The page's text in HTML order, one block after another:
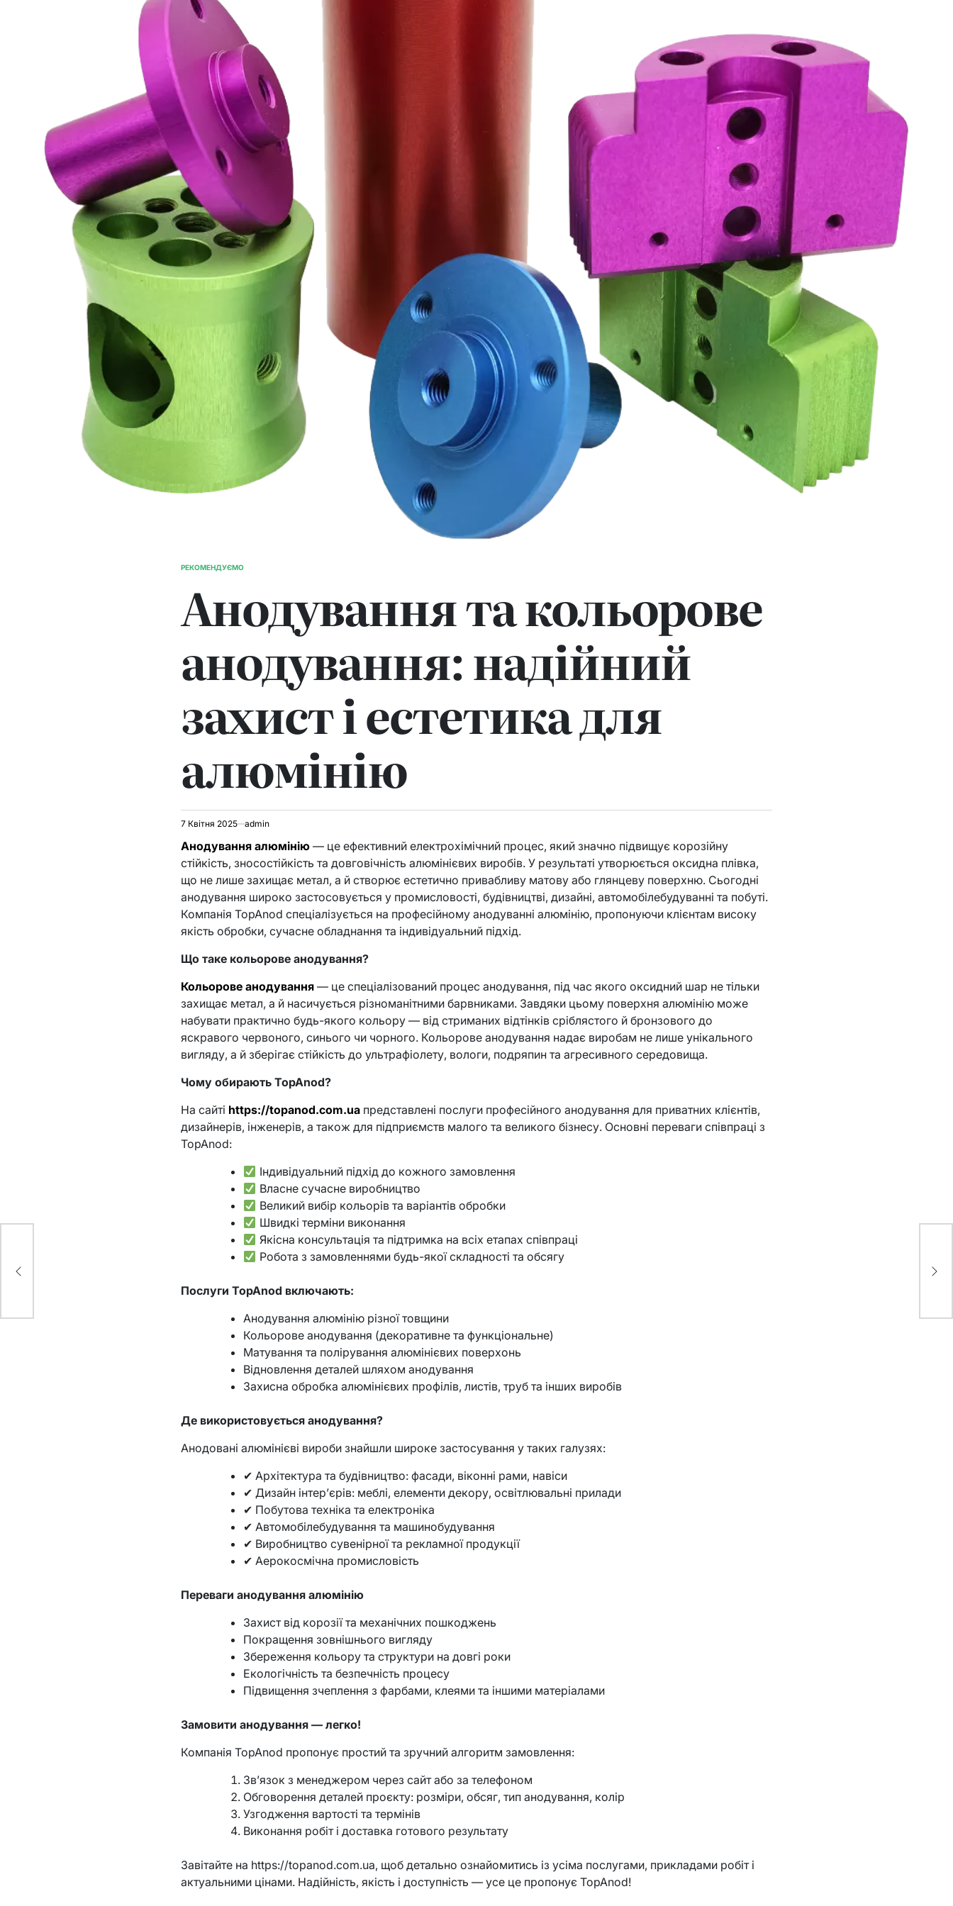
ОПУБЛІКУВАТИ
РЕКОМЕНДУЄМО
Анодування та кольорове
анодування: надійний
захист і естетика для
алюмінію
7 Квітня 2025 admin
Анодування алюмінію — це ефективний електрохімічний процес, який значно підвищує корозійну
стійкість, зносостійкість та довговічність алюмінієвих виробів. У результаті утворюється оксидна плівка,
що не лише захищає метал, а й створює естетично привабливу матову або глянцеву поверхню. Сьогодні
анодування широко застосовується у промисловості, будівництві, дизайні, автомобілебудуванні та побуті.
Компанія TopAnod спеціалізується на професійному анодуванні алюмінію, пропонуючи клієнтам високу
якість обробки, сучасне обладнання та індивідуальний підхід.
Що таке кольорове анодування?
Кольорове анодування — це спеціалізований процес анодування, під час якого оксидний шар не тільки
захищає метал, а й насичується різноманітними барвниками. Завдяки цьому поверхня алюмінію може
набувати практично будь-якого кольору — від стриманих відтінків сріблястого й бронзового до
яскравого червоного, синього чи чорного. Кольорове анодування надає виробам не лише унікального
вигляду, а й зберігає стійкість до ультрафіолету, вологи, подряпин та агресивного середовища.
Чому обирають TopAnod?
На сайті https://topanod.com.ua представлені послуги професійного анодування для приватних клієнтів,
дизайнерів, інженерів, а також для підприємств малого та великого бізнесу. Основні переваги співпраці з
TopAnod:
Індивідуальний підхід до кожного замовлення
Власне сучасне виробництво
Великий вибір кольорів та варіантів обробки
Швидкі терміни виконання
Якісна консультація та підтримка на всіх етапах співпраці
Робота з замовленнями будь-якої складності та обсягу
Послуги TopAnod включають:
Анодування алюмінію різної товщини
Кольорове анодування (декоративне та функціональне)
Матування та полірування алюмінієвих поверхонь
Відновлення деталей шляхом анодування
Захисна обробка алюмінієвих профілів, листів, труб та інших виробів
Де використовується анодування?
Анодовані алюмінієві вироби знайшли широке застосування у таких галузях:
✔ Архітектура та будівництво: фасади, віконні рами, навіси
✔ Дизайн інтер’єрів: меблі, елементи декору, освітлювальні прилади
✔ Побутова техніка та електроніка
✔ Автомобілебудування та машинобудування
✔ Виробництво сувенірної та рекламної продукції
✔ Аерокосмічна промисловість
Переваги анодування алюмінію
Захист від корозії та механічних пошкоджень
Покращення зовнішнього вигляду
Збереження кольору та структури на довгі роки
Екологічність та безпечність процесу
Підвищення зчеплення з фарбами, клеями та іншими матеріалами
Замовити анодування — легко!
Компанія TopAnod пропонує простий та зручний алгоритм замовлення:
Зв’язок з менеджером через сайт або за телефоном
Обговорення деталей проєкту: розміри, обсяг, тип анодування, колір
Узгодження вартості та термінів
Виконання робіт і доставка готового результату
Завітайте на https://topanod.com.ua, щоб детально ознайомитись із усіма послугами, прикладами робіт і
актуальними цінами. Надійність, якість і доступність — усе це пропонує TopAnod!
з